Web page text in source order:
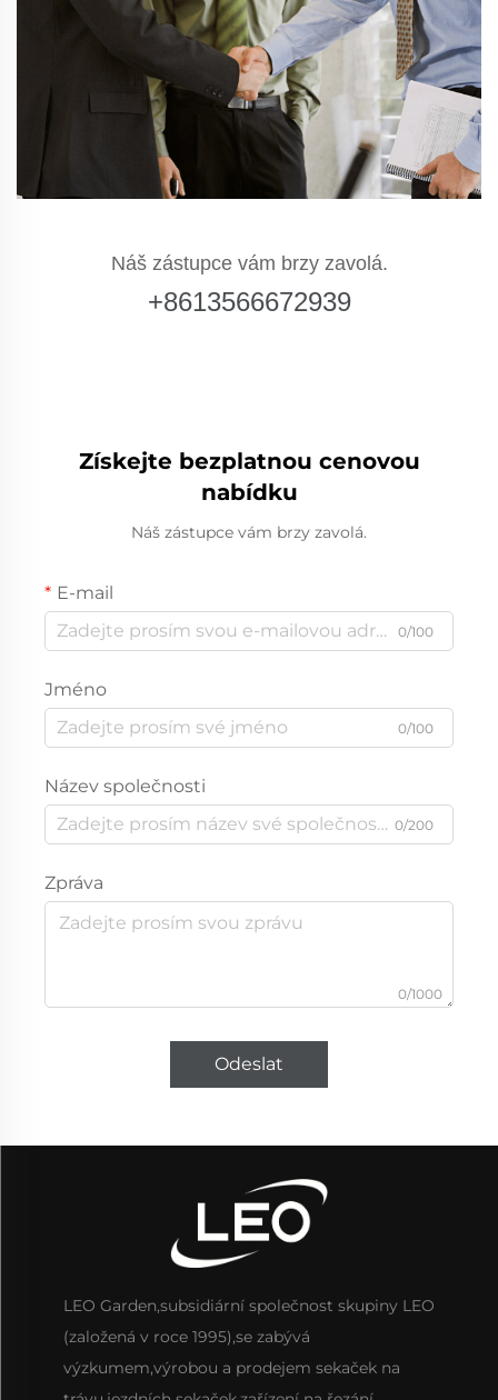
Náš zástupce vám brzy zavolá.
+8613566672939
Získejte bezplatnou cenovou
nabídku
Náš zástupce vám brzy zavolá.
E-mail
0/100
Jméno
0/100
Název společnosti
0/200
Zpráva
0/1000
Odeslat
LEO Garden,subsidiární společnost skupiny LEO
(založená v roce 1995),se zabývá
výzkumem,výrobou a prodejem sekaček na